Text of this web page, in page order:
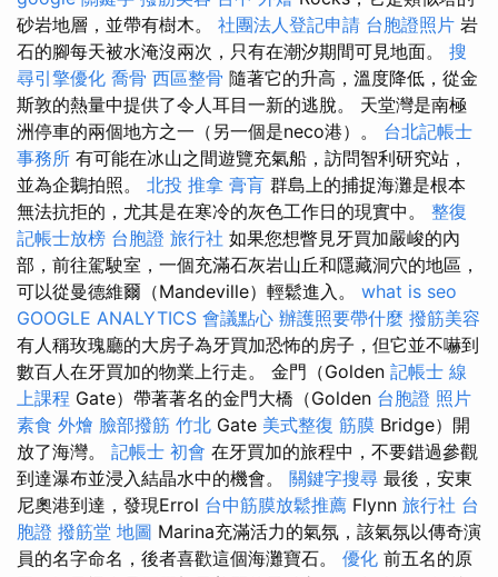
砂岩地層，並帶有樹木。 社團法人登記申請 台胞證照片 岩
石的腳每天被水淹沒兩次，只有在潮汐期間可見地面。 搜
尋引擎優化 喬骨 西區整骨 隨著它的升高，溫度降低，從金
斯敦的熱量中提供了令人耳目一新的逃脫。 天堂灣是南極
洲停車的兩個地方之一（另一個是neco港）。 台北記帳士
事務所 有可能在冰山之間遊覽充氣船，訪問智利研究站，
並為企鵝拍照。 北投 推拿 膏肓 群島上的捕捉海灘是根本
無法抗拒的，尤其是在寒冷的灰色工作日的現實中。 整復
記帳士放榜 台胞證 旅行社 如果您想瞥見牙買加嚴峻的內
部，前往駕駛室，一個充滿石灰岩山丘和隱藏洞穴的地區，
可以從曼德維爾（Mandeville）輕鬆進入。 what is seo
GOOGLE ANALYTICS 會議點心 辦護照要帶什麼 撥筋美容
有人稱玫瑰廳的大房子為牙買加恐怖的房子，但它並不嚇到
數百人在牙買加的物業上行走。 金門（Golden 記帳士 線
上課程 Gate）帶著著名的金門大橋（Golden 台胞證 照片
素食 外燴 臉部撥筋 竹北 Gate 美式整復 筋膜 Bridge）開
放了海灣。 記帳士 初會 在牙買加的旅程中，不要錯過參觀
到達瀑布並浸入結晶水中的機會。 關鍵字搜尋 最後，安東
尼奧港到達，發現Errol 台中筋膜放鬆推薦 Flynn 旅行社 台
胞證 撥筋堂 地圖 Marina充滿活力的氣氛，該氣氛以傳奇演
員的名字命名，後者喜歡這個海灘寶石。 優化 前五名的原